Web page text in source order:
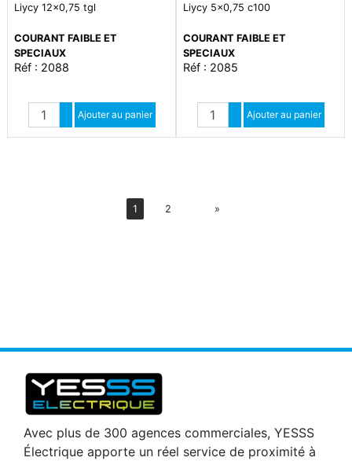
Liycy 12x0,75 tgl
COURANT FAIBLE ET
SPECIAUX
Réf : 2088
Quantité
Augmenter quantité
Diminuer quantité
Ajouter au panier
Liycy 5x0,75 c100
COURANT FAIBLE ET
SPECIAUX
Réf : 2085
Quantité
Augmenter quantité
Diminuer quantité
Ajouter au panier
1 2 »Suiv
Avec plus de 300 agences commerciales, YESSS
Électrique apporte un réel service de proximité à